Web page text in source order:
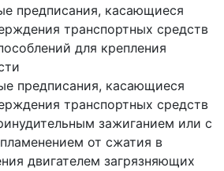
предписания, касающиеся
транспортных средств
для крепления
предписания, касающиеся
транспортных средств
зажиганием или с
от сжатия в
двигателем загрязняющих